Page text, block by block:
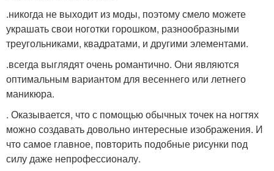
.никогда не выходит из моды, поэтому смело можете
украшать свои ноготки горошком, разнообразными
треугольниками, квадратами, и другими элементами.
.всегда выглядят очень романтично. Они являются
оптимальным вариантом для весеннего или летнего
маникюра.
. Оказывается, что с помощью обычных точек на ногтях
можно создавать довольно интересные изображения. И
что самое главное, повторить подобные рисунки под
силу даже непрофессионалу.